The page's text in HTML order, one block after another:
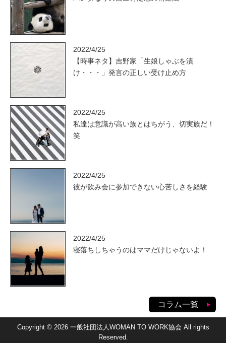
2022/4/25
【時事ネタ】吉野家「生娘しゃぶを漬
け・・・」発言の正しい受け止め方
2022/4/25
私達は意識が高い族とはちがう、切実族だ！
笑
2022/4/25
彼が飲み会に参加できない心苦しさを経験
2022/4/25
寝落ちしちゃうのはママだけじゃないよ！
コラム一覧
Copyright © 2026 一般社団法人WOMAN TO WORK協会 All rights
Reserved.